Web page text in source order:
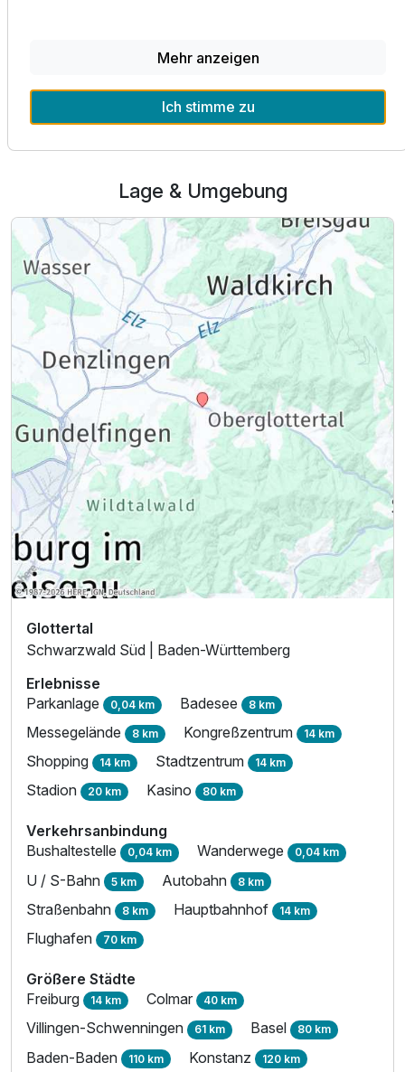
Lage & Umgebung
Glottertal
Schwarzwald Süd | Baden-Württemberg
Erlebnisse
Parkanlage 0,04 km Badesee 8 km
Messegelände 8 km Kongreßzentrum 14 km
Shopping 14 km Stadtzentrum 14 km
Stadion 20 km Kasino 80 km
Verkehrsanbindung
Bushaltestelle 0,04 km Wanderwege 0,04 km
U / S-Bahn 5 km Autobahn 8 km
Straßenbahn 8 km Hauptbahnhof 14 km
Flughafen 70 km
Größere Städte
Freiburg 14 km Colmar 40 km
Villingen-Schwenningen 61 km Basel 80 km
Baden-Baden 110 km Konstanz 120 km
Mehr anzeigen
Ich stimme zu